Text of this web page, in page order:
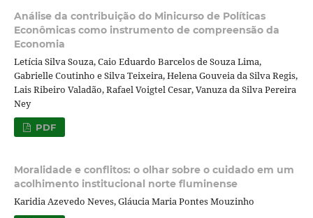
Análise da contribuição do Minicurso de Políticas
Econômicas como instrumento de compreensão da
Economia
Letícia Silva Souza, Caio Eduardo Barcelos de Souza Lima,
Gabrielle Coutinho e Silva Teixeira, Helena Gouveia da Silva Regis,
Lais Ribeiro Valadão, Rafael Voigtel Cesar, Vanuza da Silva Pereira
Ney
PDF
Moralidade e conflitos: o olhar sobre o cuidado em um
acolhimento institucional norte fluminense
Karidia Azevedo Neves, Gláucia Maria Pontes Mouzinho